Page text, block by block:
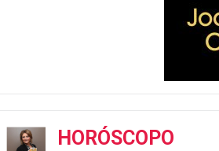
HORÓSCOPO